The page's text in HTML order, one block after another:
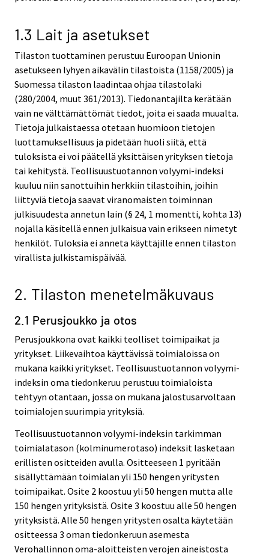
1.3 Lait ja asetukset
Tilaston tuottaminen perustuu Euroopan Unionin
asetukseen lyhyen aikavälin tilastoista (1158/2005) ja
Suomessa tilaston laadintaa ohjaa tilastolaki
(280/2004, muut 361/2013). Tiedonantajilta kerätään
vain ne välttämättömät tiedot, joita ei saada muualta.
Tietoja julkaistaessa otetaan huomioon tietojen
luottamuksellisuus ja pidetään huoli siitä, että
tuloksista ei voi päätellä yksittäisen yrityksen tietoja
tai kehitystä. Teollisuustuotannon volyymi-indeksi
kuuluu niin sanottuihin herkkiin tilastoihin, joihin
liittyviä tietoja saavat viranomaisten toiminnan
julkisuudesta annetun lain (§ 24, 1 momentti, kohta 13)
nojalla käsitellä ennen julkaisua vain erikseen nimetyt
henkilöt. Tuloksia ei anneta käyttäjille ennen tilaston
virallista julkistamispäivää.
2. Tilaston menetelmäkuvaus
2.1 Perusjoukko ja otos
Perusjoukkona ovat kaikki teolliset toimipaikat ja
yritykset. Liikevaihtoa käyttävissä toimialoissa on
mukana kaikki yritykset. Teollisuustuotannon volyymi-
indeksin oma tiedonkeruu perustuu toimialoista
tehtyyn otantaan, jossa on mukana jalostusarvoltaan
toimialojen suurimpia yrityksiä.
Teollisuustuotannon volyymi-indeksin tarkimman
toimialatason (kolminumerotaso) indeksit lasketaan
erillisten ositteiden avulla. Ositteeseen 1 pyritään
sisällyttämään toimialan yli 150 hengen yritysten
toimipaikat. Osite 2 koostuu yli 50 hengen mutta alle
150 hengen yrityksistä. Osite 3 koostuu alle 50 hengen
yrityksistä. Alle 50 hengen yritysten osalta käytetään
ositteessa 3 oman tiedonkeruun asemesta
Verohallinnon oma-aloitteisten verojen aineistosta